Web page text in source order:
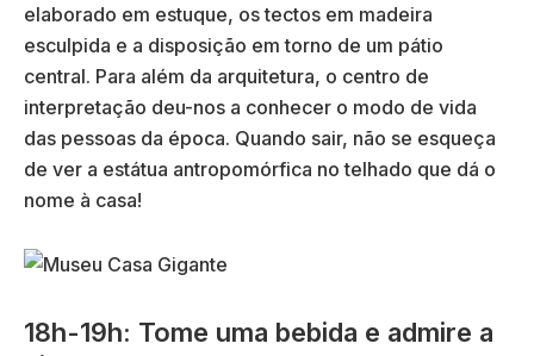
elaborado em estuque, os tectos em madeira
esculpida e a disposição em torno de um pátio
central. Para além da arquitetura, o centro de
interpretação deu-nos a conhecer o modo de vida
das pessoas da época. Quando sair, não se esqueça
de ver a estátua antropomórfica no telhado que dá o
nome à casa!
18h-19h: Tome uma bebida e admire a